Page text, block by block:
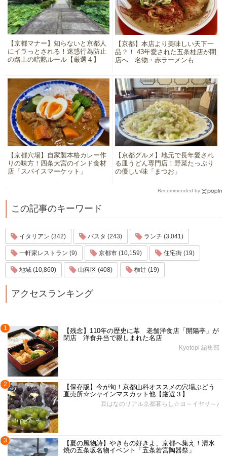
【京都マナー】知らないと京都人
にイラっとされる！迷惑行為防止
の路上の暗黙ルール【厳選４】
【京都】本店より美味しい天下一
品？！ 43年愛された五条桂店が閉
店へ 名物・赤ラーメンも
【京都穴場】自家製本格カレー作
りの味方！四条大宮のインド食材
店「スパイスマーケット」
【京都グルメ】地元で長年愛され
る皿うどん専門店！野菜たっぷり
の優しい味「まつお」
Recommended by
この記事のキーワード
イタリアン (342) パスタ (243) ランチ (3,041)
一軒家レストラン (9) 京都市 (10,159) 住宅街 (19)
地域 (10,860) 山科区 (408) 椥辻 (19)
アクセスランキング
1
【残念】110年の歴史に幕 老舗洋食店「開陽亭」が
閉店 洋食弁当で親しまれた名店
Kyotopi 編集部
2
【保存版】今が旬！京都山科オススメの穴場ぶどう
直売所☆シャインマスカット他【厳選３】
豆はなのリアル京都暮らし☆ヨ～イヤサ～♪
3
【夏の風物詩】やきもの好きよ、京都へ集え！清水
焼の五条坂名物イベント「五条若宮陶器祭」